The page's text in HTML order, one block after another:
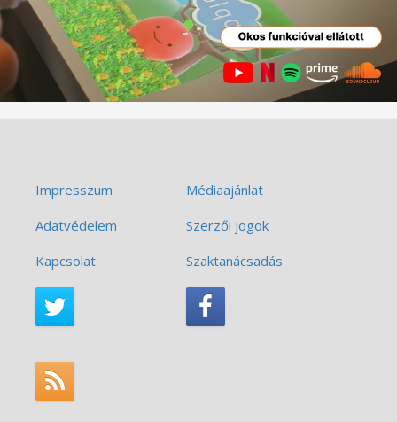
Impresszum
Médiaajánlat
Adatvédelem
Szerzői jogok
Kapcsolat
Szaktanácsadás